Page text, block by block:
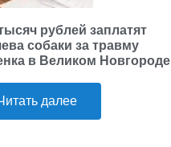
рублей заплатят
собаки за травму
в Великом Новгороде
далее